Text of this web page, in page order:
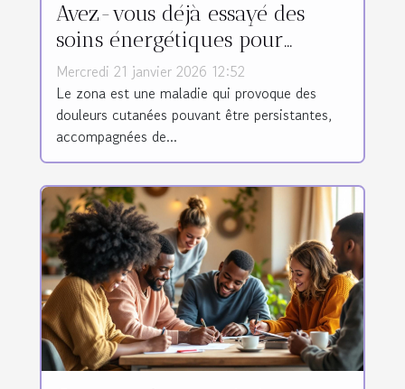
Avez-vous déjà essayé des
soins énergétiques pour
soulager votre zona ?
Mercredi 21 janvier 2026 12:52
Le zona est une maladie qui provoque des
douleurs cutanées pouvant être persistantes,
accompagnées de...